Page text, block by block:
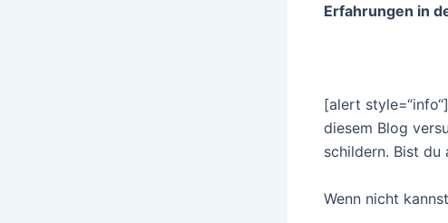
Erfahrungen in
[alert style=“info“]
diesem Blog
schildern. Bist du
Wenn nicht